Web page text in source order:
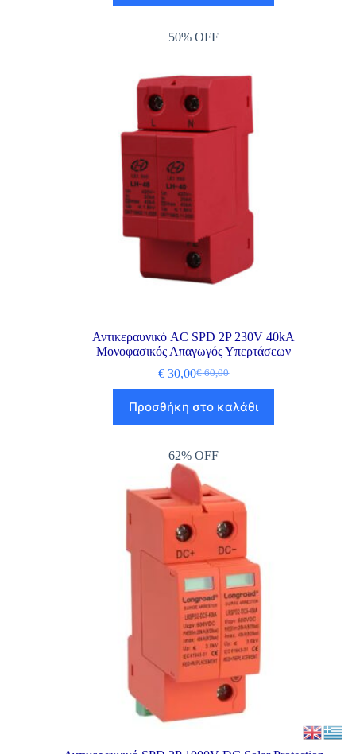
50% OFF
Αντικεραυνικό AC SPD 2P 230V 40kA
Μονοφασικός Απαγωγός Υπερτάσεων
€60,00
€ 30,00
Προσθήκη στο καλάθι
62% OFF